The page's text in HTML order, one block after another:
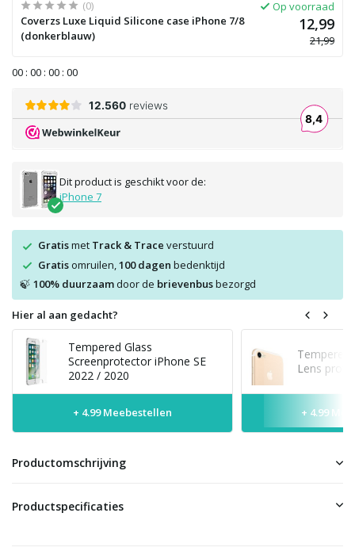
(0)
Coverzs Luxe Liquid Silicone case iPhone 7/8
(donkerblauw)
Op voorraad
12,99
21,99
00 : 00 : 00 : 00
Dit product is geschikt voor de:
iPhone 7
Gratismet Track & Trace verstuurd
Gratisomruilen, 100 dagen bedenktijd
🍃 100% duurzaamdoor de brievenbusbezorgd
Hier al aan gedacht?
Tempered Glass
Screenprotector iPhone SE
2022 / 2020
+ 4.99 Meebestellen
Tempered
Lens
+ 4.99
Productomschrijving
Productspecificaties